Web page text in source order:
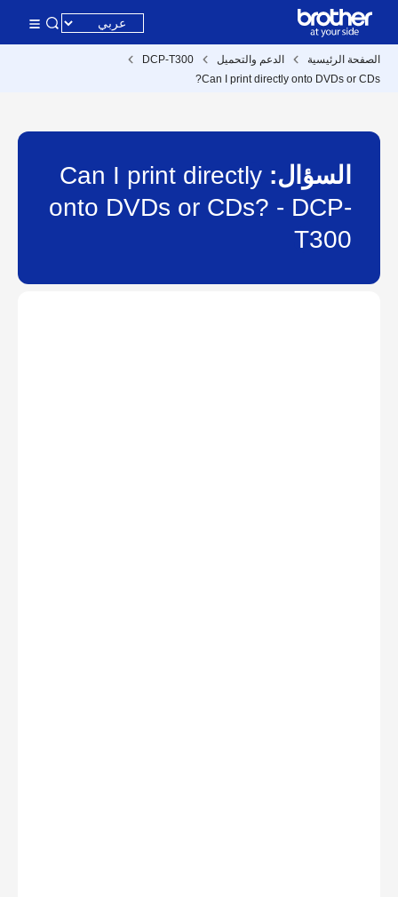
الصفحة الرئيسية الدعم والتحميل
DCP-T300
Can I print directly onto DVDs or CDs?
السؤال:
Can I print directly
onto DVDs or CDs? - DCP-
T300